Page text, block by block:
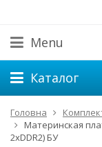
Menu
Каталог
Головна
Материнская
2xDDR2) БУ